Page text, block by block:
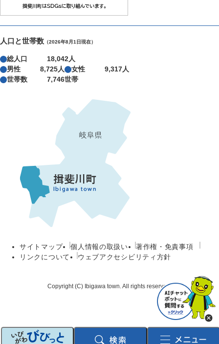
人口と世帯数 （2026年8月1日現在）
総人口
18,042人
男性
8,725人 女性
9,317人
世帯数
7,746世帯
サイトマップ 個人情報の取扱い
著作権・免責事項
リンクについて
ウェブアクセシビリティ方針
Copyright (C) Ibigawa town. All rights reserved.